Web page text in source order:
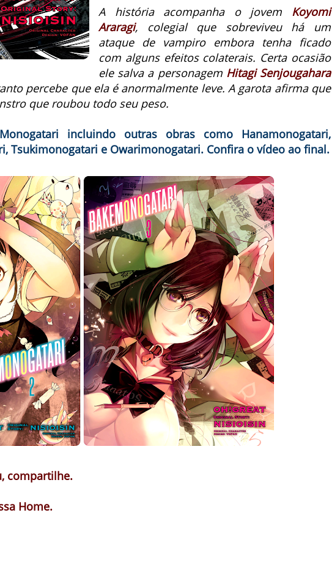
A história acompanha o jovem Koyomi
Araragi, colegial que sobreviveu há um
ataque de vampiro embora tenha ficado
com alguns efeitos colaterais. Certa ocasião
ele salva a personagem Hitagi Senjougahara
percebe que ela é anormalmente leve. A garota afirma que
que roubou todo seu peso.
incluindo outras obras como Hanamonogatari,
Tsukimonogatari e Owarimonogatari. Confira o vídeo ao final.
compartilhe.
Home.